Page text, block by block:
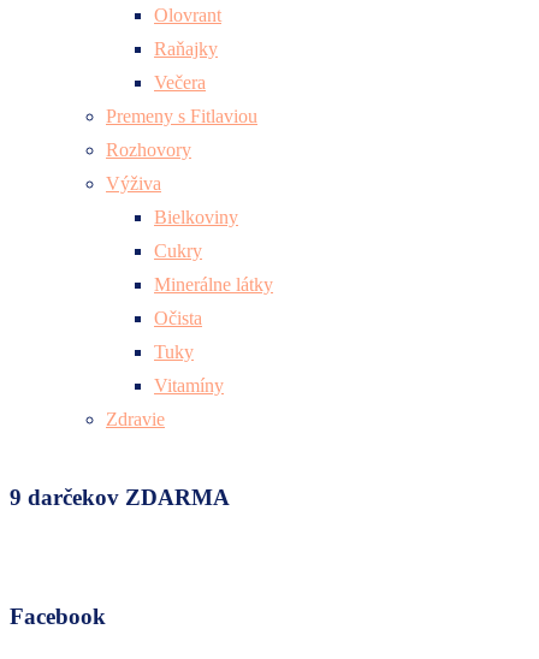
Olovrant
Raňajky
Večera
Premeny s Fitlaviou
Rozhovory
Výživa
Bielkoviny
Cukry
Minerálne látky
Očista
Tuky
Vitamíny
Zdravie
9 darčekov ZDARMA
Facebook